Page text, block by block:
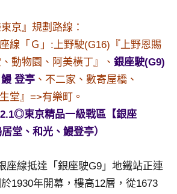
京』規劃路線：
線「Ｇ」:上野駛(G16)『上野恩賜
動物園、阿美橫丁』、 銀座駛(G9)
鰻 登亭 、不二家、數寄屋橋、
堂』=>有樂町。
東京精品一級戰區【銀座
堂、和光、鰻登亭）
座線抵達「銀座駛G9」地鐵站正連
1930年開幕，樓高12層，從1673